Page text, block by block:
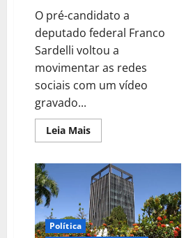
O pré-candidato a
deputado federal Franco
Sardelli voltou a
movimentar as redes
sociais com um vídeo
gravado...
Leia Mais
Política